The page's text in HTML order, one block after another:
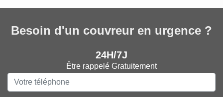
Besoin d'un couvreur en urgence ?
24H/7J
Être rappelé Gratuitement